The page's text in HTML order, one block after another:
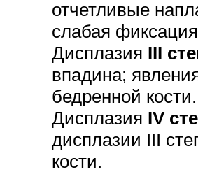
отчетливые
слабая
Дисплазия III
впадина;
бедренной кости.
Дисплазия IV
дисплазии III
кости.